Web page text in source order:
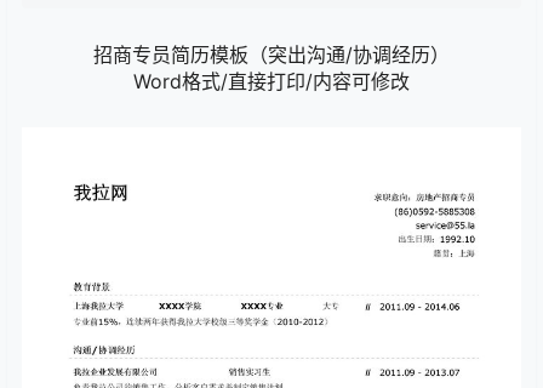
招商专员简历模板（突出沟通/协调经历）
Word格式/直接打印/内容可修改